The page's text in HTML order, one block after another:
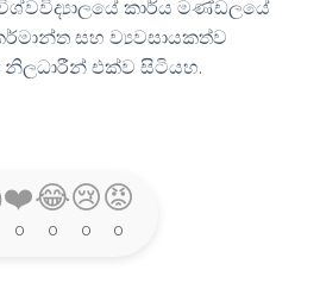
කාර්ය මණ්ඩලයේ
සහ ව්‍යවසායකත්ව
නිලධාරීන් එක්ව සිටියහ.
❤️
0
😂
0
😢
0
😡
0